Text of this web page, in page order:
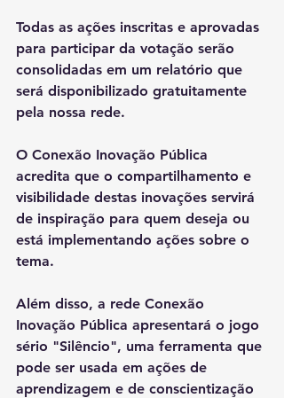
Todas as ações inscritas e aprovadas
para participar da votação serão
consolidadas em um relatório que
será disponibilizado gratuitamente
pela nossa rede.
O Conexão Inovação Pública
acredita que o compartilhamento e
visibilidade destas inovações servirá
de inspiração para quem deseja ou
está implementando ações sobre o
tema.
Além disso, a rede Conexão
Inovação Pública apresentará o jogo
sério "Silêncio", uma ferramenta que
pode ser usada em ações de
aprendizagem e de conscientização